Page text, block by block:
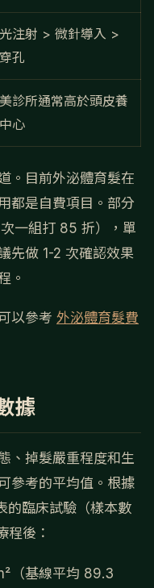
注射 > 微針導入 >
孔
診所通常高於頭皮養
心
。目前外泌體育髮在
都是自費項目。部分
一組打 85 折），單
先做 1-2 次確認效果
。
以參考 外泌體育髮費
據
、掉髮嚴重程度和生
參考的平均值。根據
的臨床試驗（樣本數
程後：
（基線平均 89.3